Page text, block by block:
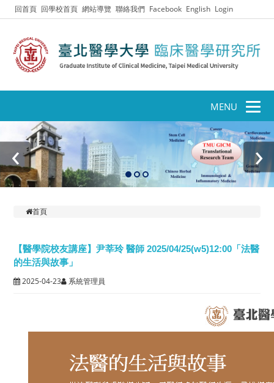
回首頁 回學校首頁 網站導覽 聯絡我們 Facebook English Login
MENU
‹ ›
首頁
【醫學院校友講座】尹莘玲 醫師 2025/04/25(w5)12:00「法醫
的生活與故事」
2025-04-23
系統管理員